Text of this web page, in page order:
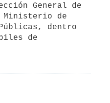
General de
Ministerio de
dentro
de